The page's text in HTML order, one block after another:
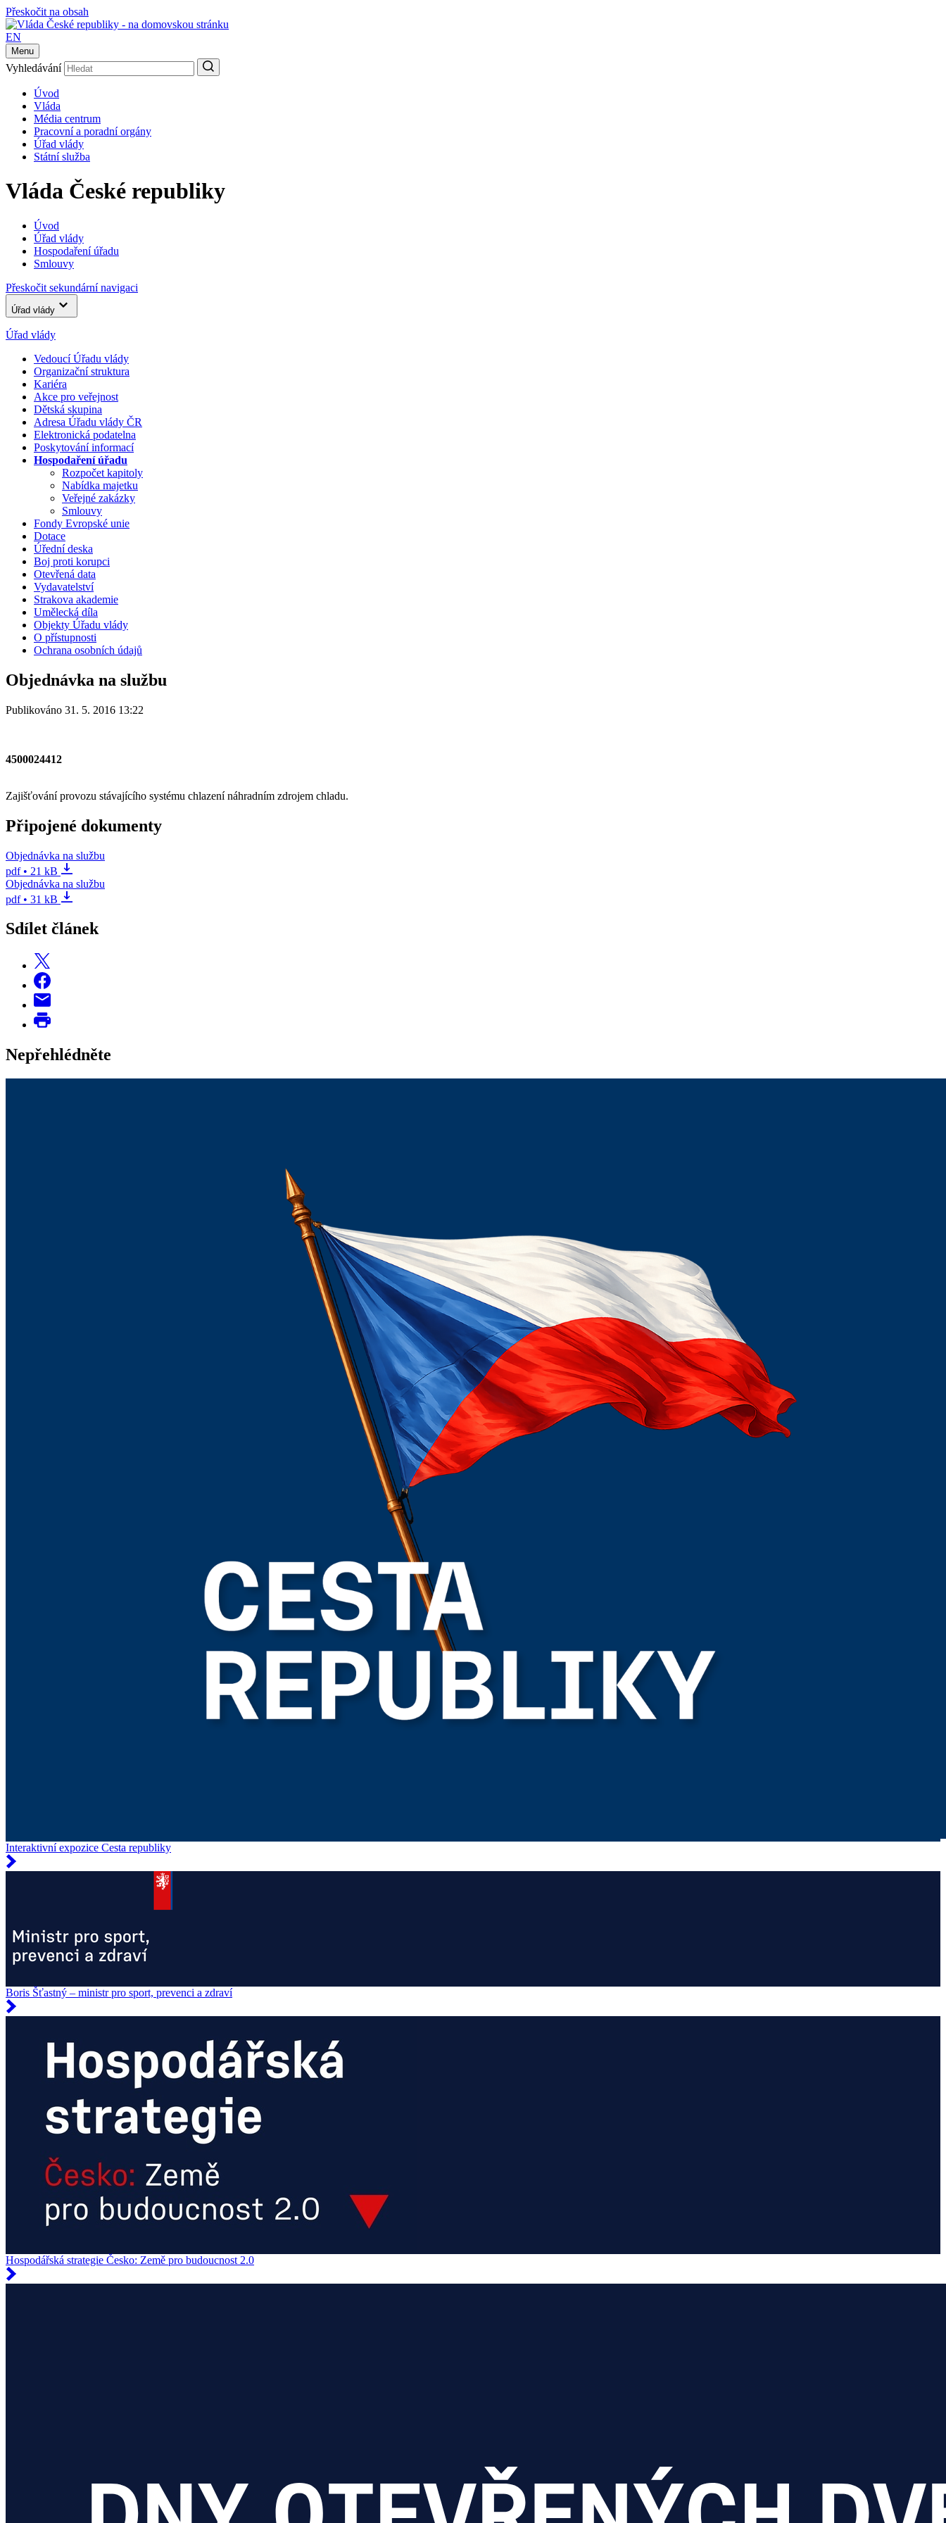
Přeskočit na obsah
EN
Menu
Vyhledávání
Úvod
Vláda
Média centrum
Pracovní a poradní orgány
Úřad vlády
Státní služba
Vláda České republiky
Úvod
Úřad vlády
Hospodaření úřadu
Smlouvy
Přeskočit sekundární navigaci
Úřad vlády
Úřad vlády
Vedoucí Úřadu vlády
Organizační struktura
Kariéra
Akce pro veřejnost
Dětská skupina
Adresa Úřadu vlády ČR
Elektronická podatelna
Poskytování informací
Hospodaření úřadu
Rozpočet kapitoly
Nabídka majetku
Veřejné zakázky
Smlouvy
Fondy Evropské unie
Dotace
Úřední deska
Boj proti korupci
Otevřená data
Vydavatelství
Strakova akademie
Umělecká díla
Objekty Úřadu vlády
O přístupnosti
Ochrana osobních údajů
Objednávka na službu
Publikováno 31. 5. 2016 13:22
4500024412
Zajišťování provozu stávajícího systému chlazení náhradním zdrojem chladu.
Připojené dokumenty
Objednávka na službu
pdf • 21 kB
Objednávka na službu
pdf • 31 kB
Sdílet článek
Nepřehlédněte
Interaktivní expozice Cesta republiky
Boris Šťastný – ministr pro sport, prevenci a zdraví
Hospodářská strategie Česko: Země pro budoucnost 2.0